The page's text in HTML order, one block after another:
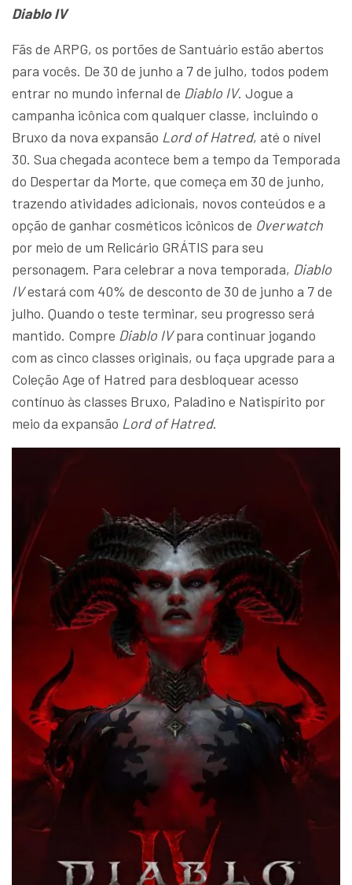
Diablo IV
Fãs de ARPG, os portões de Santuário estão abertos
para vocês. De 30 de junho a 7 de julho, todos podem
entrar no mundo infernal de Diablo IV. Jogue a
campanha icônica com qualquer classe, incluindo o
Bruxo da nova expansão Lord of Hatred, até o nível
30. Sua chegada acontece bem a tempo da Temporada
do Despertar da Morte, que começa em 30 de junho,
trazendo atividades adicionais, novos conteúdos e a
opção de ganhar cosméticos icônicos de Overwatch
por meio de um Relicário GRÁTIS para seu
personagem. Para celebrar a nova temporada, Diablo
IVestará com 40% de desconto de 30 de junho a 7 de
julho. Quando o teste terminar, seu progresso será
mantido. Compre Diablo IVpara continuar jogando
com as cinco classes originais, ou faça upgrade para a
Coleção Age of Hatred para desbloquear acesso
contínuo às classes Bruxo, Paladino e Natispírito por
meio da expansão Lord of Hatred.